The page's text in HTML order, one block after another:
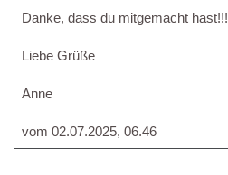
Danke, dass du mitgemacht hast!!!
Liebe Grüße
Anne
vom 02.07.2025, 06.46